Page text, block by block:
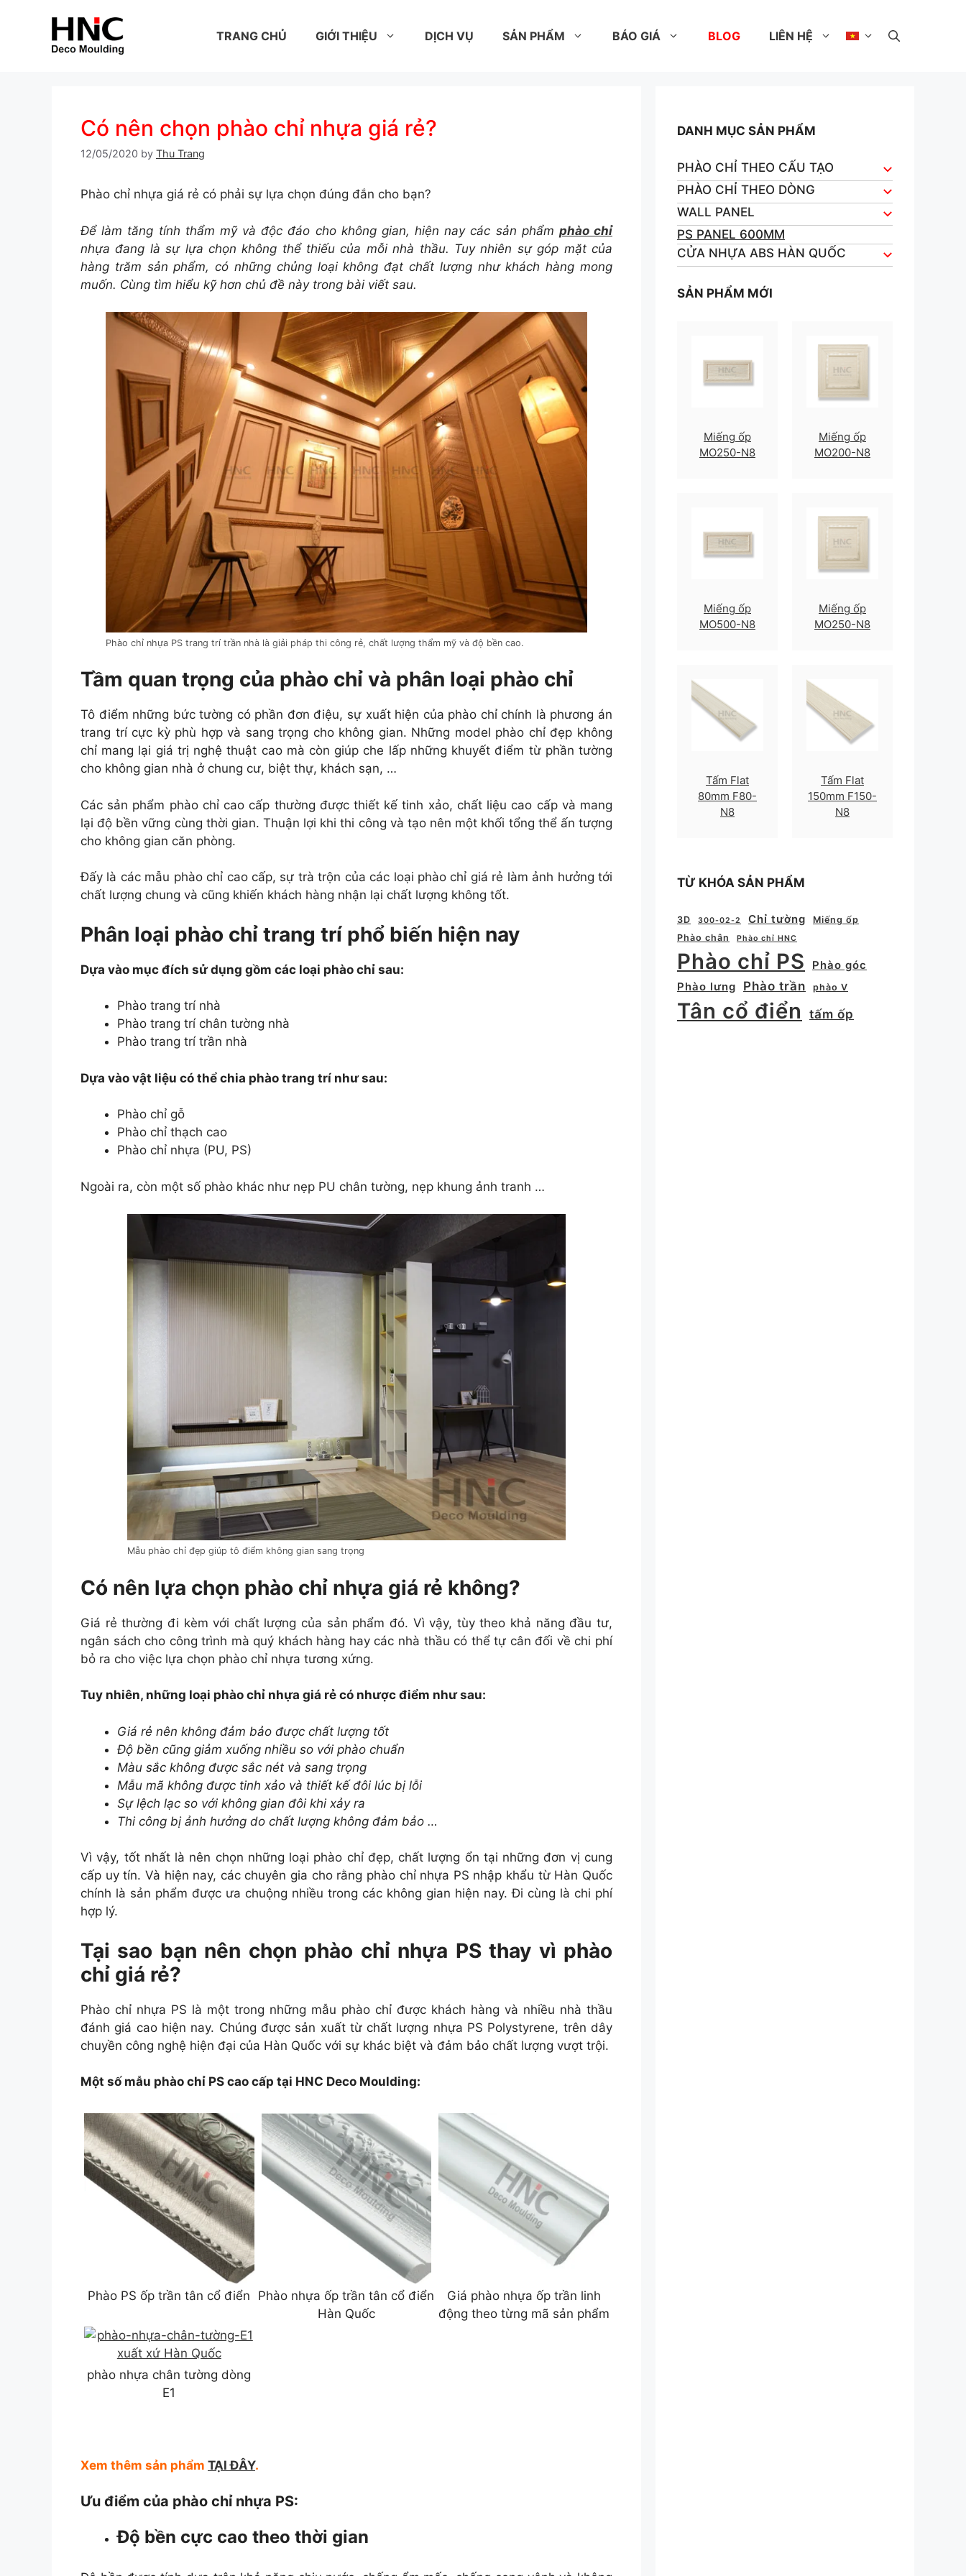
TRANG CHỦ GIỚI THIỆU DỊCH VỤ SẢN PHẨM BÁO GIÁ BLOG LIÊN HỆ
Có nên chọn phào chỉ nhựa giá rẻ?
12/05/2020 by Thu Trang
Phào chỉ nhựa giá rẻ có phải sự lựa chọn đúng đắn cho bạn?
Để làm tăng tính thẩm mỹ và độc đáo cho không gian, hiện nay các sản phẩm phào chỉ
nhựa đang là sự lựa chọn không thể thiếu của mỗi nhà thầu. Tuy nhiên sự góp mặt của
hàng trăm sản phẩm, có những chủng loại không đạt chất lượng như khách hàng mong
muốn. Cùng tìm hiểu kỹ hơn chủ đề này trong bài viết sau.
Phào chỉ nhựa PS trang trí trần nhà là giải pháp thi công rẻ, chất lượng thẩm mỹ và độ bền cao.
Tầm quan trọng của phào chỉ và phân loại phào chỉ
Tô điểm những bức tường có phần đơn điệu, sự xuất hiện của phào chỉ chính là phương án
trang trí cực kỳ phù hợp và sang trọng cho không gian. Những model phào chỉ đẹp không
chỉ mang lại giá trị nghệ thuật cao mà còn giúp che lấp những khuyết điểm từ phần tường
cho không gian nhà ở chung cư, biệt thự, khách sạn, …
Các sản phẩm phào chỉ cao cấp thường được thiết kế tinh xảo, chất liệu cao cấp và mang
lại độ bền vững cùng thời gian. Thuận lợi khi thi công và tạo nên một khối tổng thể ấn tượng
cho không gian căn phòng.
Đấy là các mẫu phào chỉ cao cấp, sự trà trộn của các loại phào chỉ giá rẻ làm ảnh hưởng tới
chất lượng chung và cũng khiến khách hàng nhận lại chất lượng không tốt.
Phân loại phào chỉ trang trí phổ biến hiện nay
Dựa vào mục đích sử dụng gồm các loại phào chỉ sau:
Phào trang trí nhà
Phào trang trí chân tường nhà
Phào trang trí trần nhà
Dựa vào vật liệu có thể chia phào trang trí như sau:
Phào chỉ gỗ
Phào chỉ thạch cao
Phào chỉ nhựa (PU, PS)
Ngoài ra, còn một số phào khác như nẹp PU chân tường, nẹp khung ảnh tranh …
Mẫu phào chỉ đẹp giúp tô điểm không gian sang trọng
Có nên lựa chọn phào chỉ nhựa giá rẻ không?
Giá rẻ thường đi kèm với chất lượng của sản phẩm đó. Vì vậy, tùy theo khả năng đầu tư,
ngân sách cho công trình mà quý khách hàng hay các nhà thầu có thể tự cân đối về chi phí
bỏ ra cho việc lựa chọn phào chỉ nhựa tương xứng.
Tuy nhiên, những loại phào chỉ nhựa giá rẻ có nhược điểm như sau:
Giá rẻ nên không đảm bảo được chất lượng tốt
Độ bền cũng giảm xuống nhiều so với phào chuẩn
Màu sắc không được sắc nét và sang trọng
Mẫu mã không được tinh xảo và thiết kế đôi lúc bị lỗi
Sự lệch lạc so với không gian đôi khi xảy ra
Thi công bị ảnh hưởng do chất lượng không đảm bảo …
Vì vậy, tốt nhất là nên chọn những loại phào chỉ đẹp, chất lượng ổn tại những đơn vị cung
cấp uy tín. Và hiện nay, các chuyên gia cho rằng phào chỉ nhựa PS nhập khẩu từ Hàn Quốc
chính là sản phẩm được ưa chuộng nhiều trong các không gian hiện nay. Đi cùng là chi phí
hợp lý.
Tại sao bạn nên chọn phào chỉ nhựa PS thay vì phào
chỉ giá rẻ?
Phào chỉ nhựa PS là một trong những mẫu phào chỉ được khách hàng và nhiều nhà thầu
đánh giá cao hiện nay. Chúng được sản xuất từ chất lượng nhựa PS Polystyrene, trên dây
chuyền công nghệ hiện đại của Hàn Quốc với sự khác biệt và đảm bảo chất lượng vượt trội.
Một số mẫu phào chỉ PS cao cấp tại HNC Deco Moulding:
Phào PS ốp trần tân cổ điển
Phào nhựa ốp trần tân cổ điển
Hàn Quốc
Giá phào nhựa ốp trần linh
động theo từng mã sản phẩm
phào nhựa chân tường dòng
E1
Xem thêm sản phẩm TẠI ĐÂY.
Ưu điểm của phào chỉ nhựa PS:
Độ bền cực cao theo thời gian
DANH MỤC SẢN PHẨM
PHÀO CHỈ THEO CẤU TẠO
PHÀO CHỈ THEO DÒNG
WALL PANEL
PS PANEL 600MM
CỬA NHỰA ABS HÀN QUỐC
SẢN PHẨM MỚI
Miếng ốp
MO250-N8
Miếng ốp
MO200-N8
Miếng ốp
MO500-N8
Miếng ốp
MO250-N8
Tấm Flat
80mm F80-
N8
Tấm Flat
150mm F150-
N8
TỪ KHÓA SẢN PHẨM
3D 300-02-2 Chỉ tường
Miếng ốp
Phào chân
Phào chỉ HNC
Phào chỉ PS
Phào góc
Phào lưng
Phào trần phào V
Tân cổ điển tấm ốp